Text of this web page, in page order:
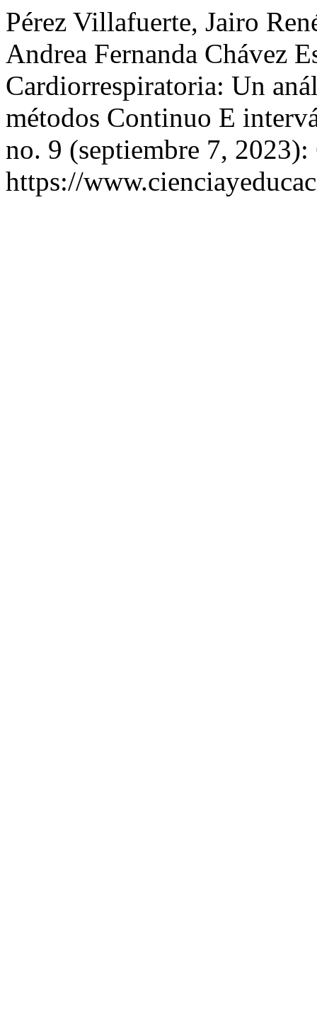
Pérez Villafuerte, Jairo
Andrea Fernanda Chávez
Cardiorrespiratoria: Un
métodos Continuo E
no. 9 (septiembre 7,
https://